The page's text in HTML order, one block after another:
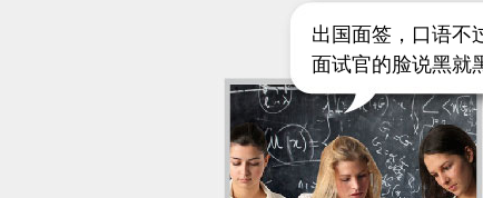
出国面签，口语不
面试官的脸说黑就